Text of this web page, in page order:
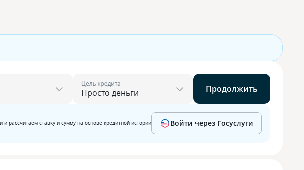
Цель кредита Продолжить
рассчитаем ставку и сумму на основе кредитной истории Войти через Госуслуги